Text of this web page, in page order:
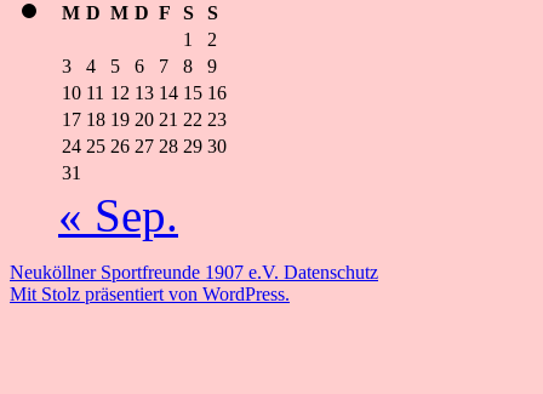
M D M D F S
S
1
2
3
4 5 6 7 8
9
10 11 12 13 14 15 16
17 18 19 20 21 22 23
24 25 26 27 28 29 30
31
« Sep.
Neuköllner Sportfreunde 1907 e.V. Datenschutz
Mit Stolz präsentiert von WordPress.